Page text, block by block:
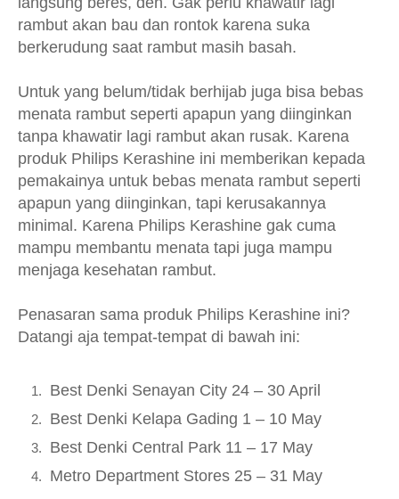
rambut akan bau dan rontok karena suka
berkerudung saat rambut masih basah.
Untuk yang belum/tidak berhijab juga bisa bebas
menata rambut seperti apapun yang diinginkan
tanpa khawatir lagi rambut akan rusak. Karena
produk Philips Kerashine ini memberikan kepada
pemakainya untuk bebas menata rambut seperti
apapun yang diinginkan, tapi kerusakannya
minimal. Karena Philips Kerashine gak cuma
mampu membantu menata tapi juga mampu
menjaga kesehatan rambut.
Penasaran sama produk Philips Kerashine ini?
Datangi aja tempat-tempat di bawah ini:
Best Denki Senayan City 24 – 30 April
Best Denki Kelapa Gading 1 – 10 May
Best Denki Central Park 11 – 17 May
Metro Department Stores 25 – 31 May